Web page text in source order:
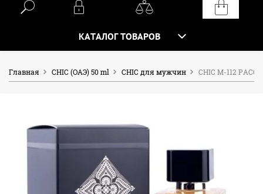
КАТАЛОГ ТОВАРОВ
Главная CHIC (OAЭ) 50 ml CHIC для мужчин CHIC M-112 PACO